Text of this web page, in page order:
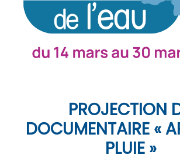
PROJECTION
DOCUMENTAIRE «
PLUIE »